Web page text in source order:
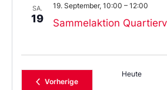
SA.
19 Sammelaktion
19. September, 10:00 – 12:00
VorherigeVeranstaltungen
Heute